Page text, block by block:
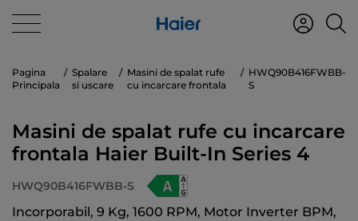
Pagina
Principala
Spalare
si uscare
Masini de spalat rufe
cu incarcare frontala
HWQ90B416FWBB-
S
Masini de spalat rufe cu incarcare
frontala Haier Built-In Series 4
HWQ90B416FWBB-S
Incorporabil, 9 Kg, 1600 RPM, Motor Inverter BPM,